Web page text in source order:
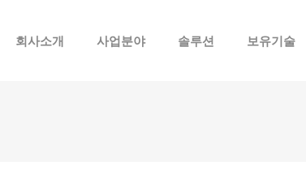
회사소개 사업분야 솔루션 보유기술